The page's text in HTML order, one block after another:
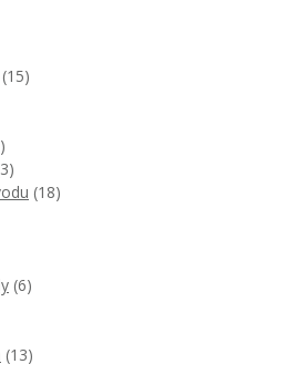
(15)
(18)
(6)
(13)